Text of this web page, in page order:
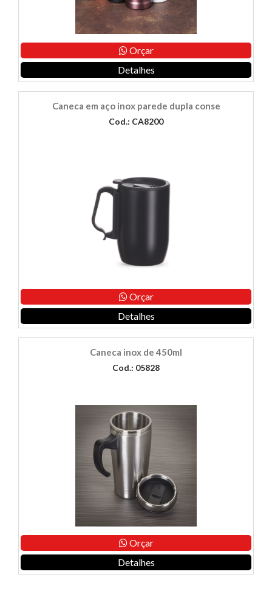
Orçar
Detalhes
Caneca em aço inox parede dupla conse
Cod.: CA8200
Orçar
Detalhes
Caneca inox de 450ml
Cod.: 05828
Orçar
Detalhes